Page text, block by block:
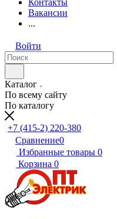
Контакты
Вакансии
...
Войти
Каталог
По всему сайту
По каталогу
+7 (415-2) 220-380
Сравнение0
Избранные товары 0
Корзина 0